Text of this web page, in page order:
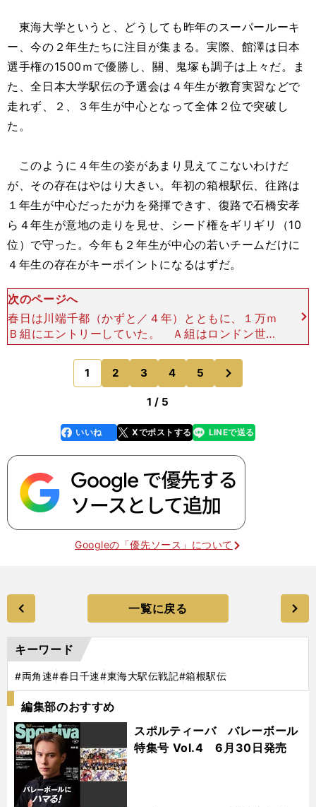
東海大学というと、どうしても昨年のスーパールーキ
ー、今の２年生たちに注目が集まる。実際、館澤は日本
選手権の1500ｍで優勝し、關、鬼塚も調子は上々だ。ま
た、全日本大学駅伝の予選会は４年生が教育実習などで
走れず、２、３年生が中心となって全体２位で突破し
た。
このように４年生の姿があまり見えてこないわけだ
が、その存在はやはり大きい。年初の箱根駅伝、往路は
１年生が中心だったが力を発揮できす、復路で石橋安孝
ら４年生が意地の走りを見せ、シード権をギリギリ（10
位）で守った。今年も２年生が中心の若いチームだけに
４年生の存在がキーポイントになるはずだ。
次のページへ
春日は川端千都（かずと／４年）とともに、１万ｍ
Ｂ組にエントリーしていた。 Ａ組はロンドン世界
陸上出場をかけて派遣標準記録を突破しなければな
らないので、かなりのハイペースになる。練習の一
環としてタイムを
1 2 3 4 5
のページへ
1 / 5
faceboo
k
いいね Xでポストする
line LINEで送る
Googleの「優先ソース」について
一覧に戻る
キーワード
#両角速#春日千速#東海大駅伝戦記#箱根駅伝
編集部のおすすめ
スポルティーバ バレーボール
特集号 Vol.4 6月30日発売